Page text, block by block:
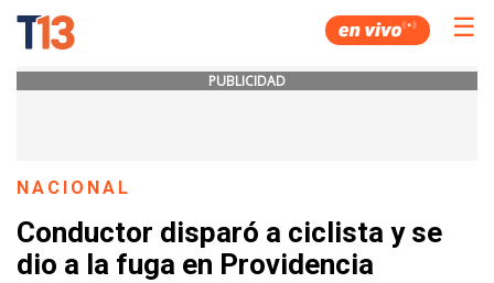
☰
PUBLICIDAD
NACIONAL
Conductor disparó a ciclista y se
dio a la fuga en Providencia